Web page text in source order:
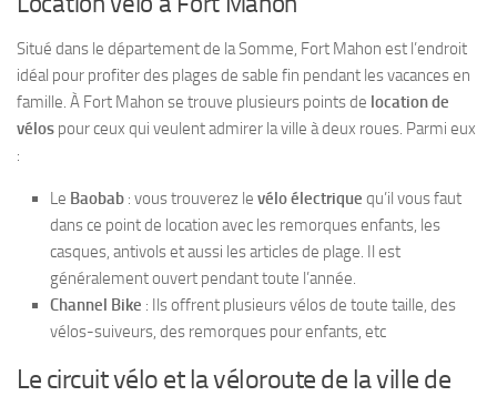
Situé dans le département de la Somme, Fort Mahon est l’endroit
idéal pour profiter des plages de sable fin pendant les vacances en
famille. À Fort Mahon se trouve plusieurs points de location de
vélos pour ceux qui veulent admirer la ville à deux roues. Parmi eux
:
Le Baobab : vous trouverez le vélo électrique qu’il vous faut
dans ce point de location avec les remorques enfants, les
casques, antivols et aussi les articles de plage. Il est
généralement ouvert pendant toute l’année.
Channel Bike : Ils offrent plusieurs vélos de toute taille, des
vélos-suiveurs, des remorques pour enfants, etc
Le circuit vélo et la véloroute de la ville de